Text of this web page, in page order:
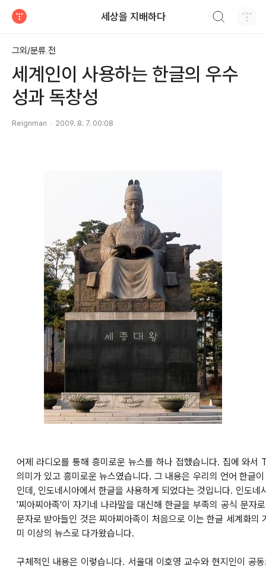
세상을 지배하다
그외/분류 전
세계인이 사용하는 한글의 우수
성과 독창성
Reignman 2009. 8. 7. 00:08
어제 라디오를 통해 흥미로운 뉴스를 하나 접했습니다. 집에 와
의미가 있고 흥미로운 뉴스였습니다. 그 내용은 우리의 언어 한글
인데, 인도네시아에서 한글을 사용하게 되었다는 것입니다. 인도네
'찌아찌아족'이 자기네 나라말을 대신해 한글을 부족의 공식 문자
문자로 받아들인 것은 찌아찌아족이 처음으로 이는 한글 세계화
미 이상의 뉴스로 다가왔습니다.
구체적인 내용은 이렇습니다. 서울대 이호영 교수와 현지인이 공